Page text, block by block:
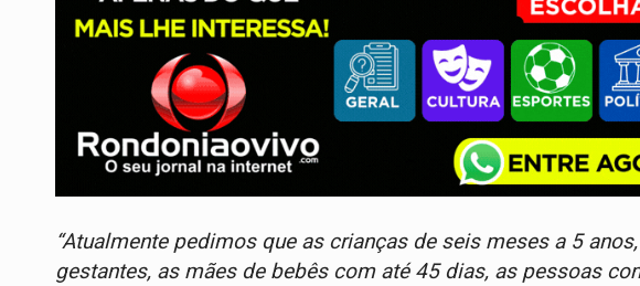
“Atualmente pedimos que as crianças de seis meses a 5
gestantes, as mães de bebês com até 45 dias, as pessoas